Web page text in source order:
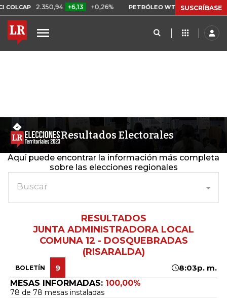
2.350,94 +6,13 +0,26% PETRÓLEO WTI US$ 78,01 US$
SUSCRÍBASE
Resultados Electorales
Aquí puede encontrar la información más completa
sobre las elecciones regionales
Buscar
RESULTADOS
JUNTA ADMINISTRADORA LOCAL
COMUNA 12 - DOSQUEBRADAS
(RISARALDA)
BOLETÍN 9
8:03p. m.
MESAS INFORMADAS: 100,00%
78 de 78 mesas instaladas